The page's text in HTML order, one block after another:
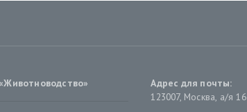
Адрес для почты:
123007, Москва, а/я 16